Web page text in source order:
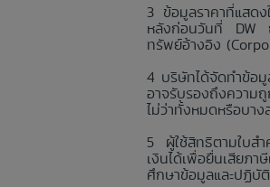
ข้อมูลราคาที่แสด
หลังก่อนวันที่ DW ถู
ทรัพย์อ้างอิง
บริษัทได้จัดทำข้อ
อาจรับรองถึงความ
ไม่ว่าทั้งหมดหรือบา
ผู้ใช้สิทธิตามใบ
เงินได้เพื่อยื่นเสียภ
ศึกษาข้อมูลและปฏิบั